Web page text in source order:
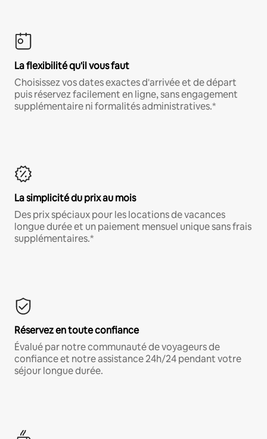
La flexibilité qu'il vous faut
Choisissez vos dates exactes d'arrivée et de départ
puis réservez facilement en ligne, sans engagement
supplémentaire ni formalités administratives.*
La simplicité du prix au mois
Des prix spéciaux pour les locations de vacances
longue durée et un paiement mensuel unique sans frais
supplémentaires.*
Réservez en toute confiance
Évalué par notre communauté de voyageurs de
confiance et notre assistance 24h/24 pendant votre
séjour longue durée.